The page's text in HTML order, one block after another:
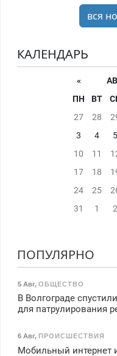
вся
КАЛЕНДАРЬ
«
ПН
ВТ
27
28
3
4 5
10
11
17
18
24
25
31
1 2
ПОПУЛЯРНО
5 Авг, ОБЩЕСТВО
В Волгограде
для патрулирования
6 Авг, ПРОИСШЕСТВИЯ
Мобильный интернет